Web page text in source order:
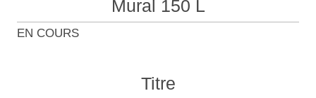
Mural 150 L
EN COURS
Titre